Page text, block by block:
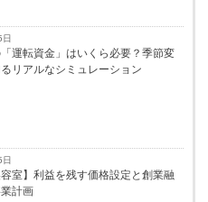
運転資金」はいくら必要？季節変
リアルなシミュレーション
容室】利益を残す価格設定と創業融
計画